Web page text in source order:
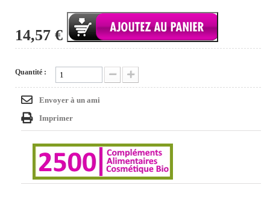
14,57 €
Quantité :
Envoyer à un ami
Imprimer